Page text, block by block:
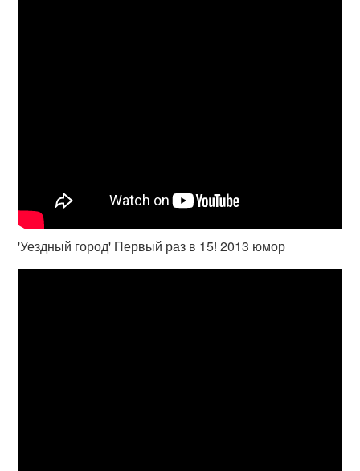
'Уездный город' Первый раз в 15! 2013 юмор